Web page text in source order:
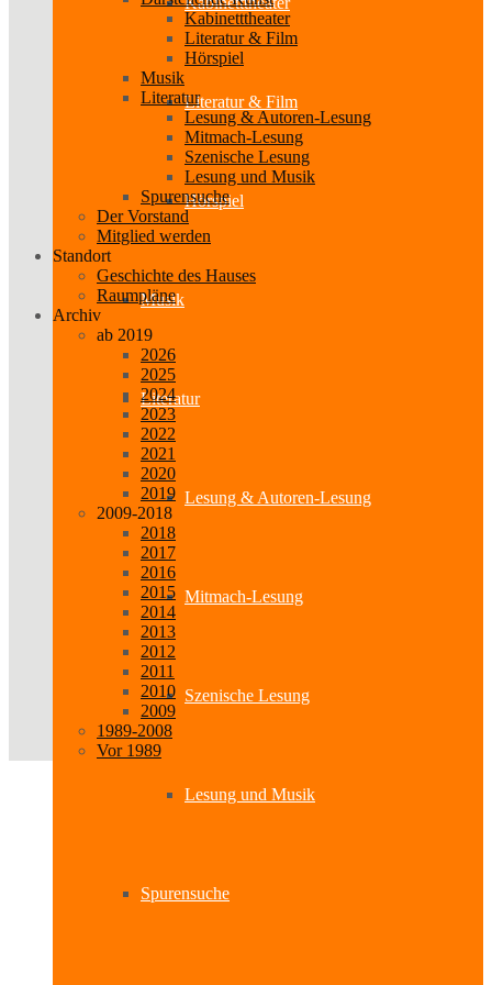
Literatur & Film
Hörspiel
Musik
Literatur
Lesung & Autoren-Lesung
Mitmach-Lesung
Szenische Lesung
Lesung und Musik
Spurensuche
Kabinetttheater
Literatur & Film
Hörspiel
Musik
Literatur
Lesung & Autoren-Lesung
Mitmach-Lesung
Szenische Lesung
Lesung und Musik
Spurensuche
Der Vorstand
Mitglied werden
Standort
Geschichte des Hauses
Raumpläne
Archiv
ab 2019
2026
2025
2024
2023
2022
2021
2020
2019
2009-2018
2018
2017
2016
2015
2014
2013
2012
2011
2010
2009
1989-2008
Vor 1989